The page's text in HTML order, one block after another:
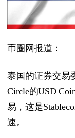
币圈网报道：
泰国的证券交易
Circle的USD
易，这是
速。